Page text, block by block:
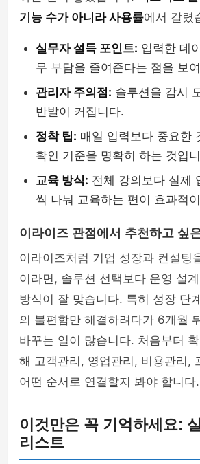
기능 수가 아니라 사용률에서 갈렸
실무자 설득 포인트: 입력한 데
무 부담을 줄여준다는 점을 보
관리자 주의점: 솔루션을 감시
반발이 커집니다.
정착 팁: 매일 입력보다 중요한
확인 기준을 명확히 하는 것입
교육 방식: 전체 강의보다 실제
씩 나눠 교육하는 편이 효과적
이라이즈 관점에서 추천하고 싶
이라이즈처럼 기업 성장과 컨설팅
이라면, 솔루션 선택보다 운영 설
방식이 잘 맞습니다. 특히 성장 단
의 불편함만 해결하려다가 6개월
바꾸는 일이 많습니다. 처음부터
해 고객관리, 영업관리, 비용관리,
어떤 순서로 연결할지 봐야 합니다.
이것만은 꼭 기억하세요:
리스트